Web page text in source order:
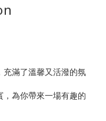
滿了溫馨又活潑的氛
為你帶來一場有趣的